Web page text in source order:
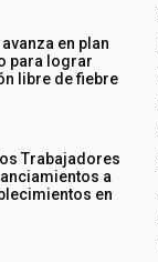
en plan
para lograr
libre de fiebre
Trabajadores
a
en